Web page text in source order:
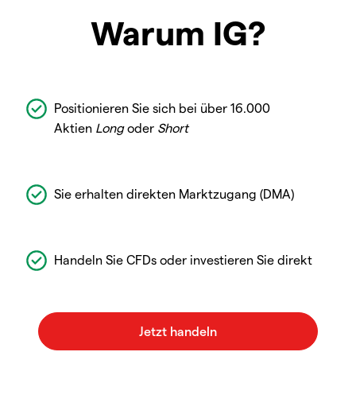
Warum IG?
Positionieren Sie sich bei über 16.000
Aktien Longoder Short
Sie erhalten direkten Marktzugang (DMA)
Handeln Sie CFDs oder investieren Sie direkt